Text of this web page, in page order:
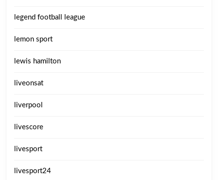
legend football league
lemon sport
lewis hamilton
liveonsat
liverpool
livescore
livesport
livesport24